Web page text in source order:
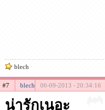
blech
#7 blech 06-09-2013 - 20:34:16
น่ารักเนอะ